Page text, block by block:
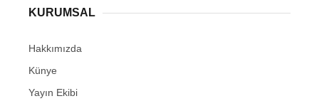
KURUMSAL
Hakkımızda
Künye
Yayın Ekibi